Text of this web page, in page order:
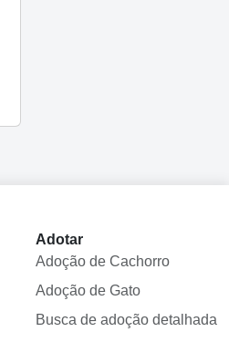
Adotar
Adoção de Cachorro
Adoção de Gato
Busca de adoção detalhada